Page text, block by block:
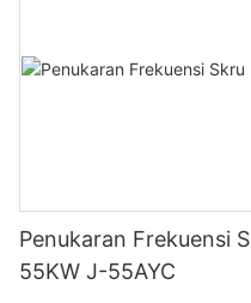
Penukaran Frekuensi
55KW J-55AYC